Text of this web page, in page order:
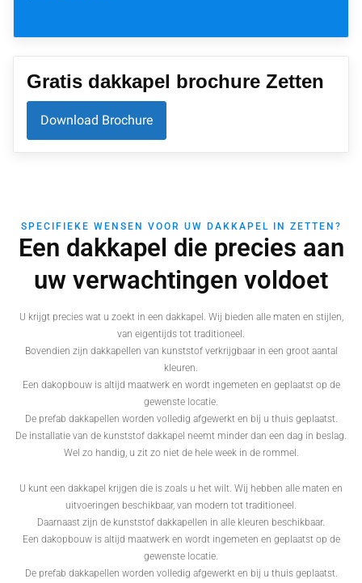
Gratis dakkapel brochure Zetten
Download Brochure
SPECIFIEKE WENSEN VOOR UW DAKKAPEL IN ZETTEN?
Een dakkapel die precies aan
uw verwachtingen voldoet
U krijgt precies wat u zoekt in een dakkapel. Wij bieden alle maten en stijlen,
van eigentijds tot traditioneel.
Bovendien zijn dakkapellen van kunststof verkrijgbaar in een groot aantal
kleuren.
Een dakopbouw is altijd maatwerk en wordt ingemeten en geplaatst op de
gewenste locatie.
De prefab dakkapellen worden volledig afgewerkt en bij u thuis geplaatst.
De installatie van de kunststof dakkapel neemt minder dan een dag in beslag.
Wel zo handig, u zit zo niet de hele week in de rommel.
U kunt een dakkapel krijgen die is zoals u het wilt. Wij hebben alle maten en
uitvoeringen beschikbaar, van modern tot traditioneel.
Daarnaast zijn de kunststof dakkapellen in alle kleuren beschikbaar.
Een dakopbouw is altijd maatwerk en wordt ingemeten en geplaatst op de
gewenste locatie.
De prefab dakkapellen worden volledig afgewerkt en bij u thuis geplaatst.